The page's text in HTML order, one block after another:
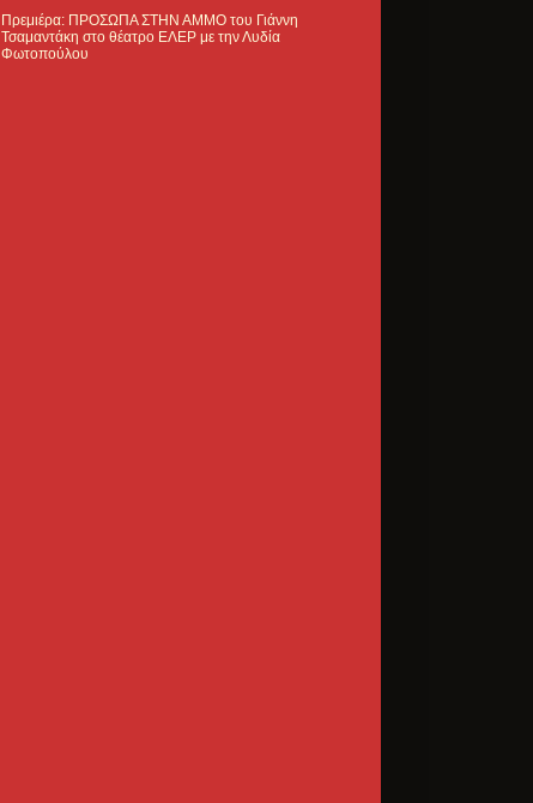
Πρεμιέρα: ΠΡΟΣΩΠΑ ΣΤΗΝ ΑΜΜΟ του Γιάννη
Τσαμαντάκη στο θέατρο ΕΛΕΡ με την Λυδία
Φωτοπούλου